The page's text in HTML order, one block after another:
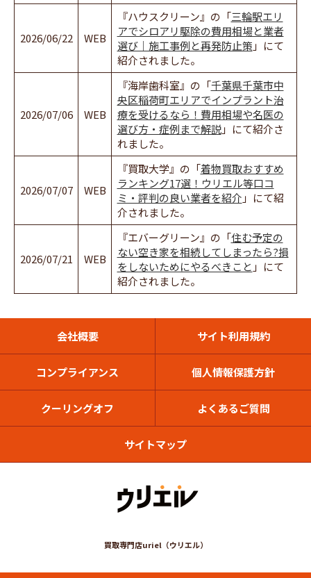
2026/06/22 WEB
『ハウスクリーン』の「三輪駅エリ
アでシロアリ駆除の費用相場と業者
選び｜施工事例と再発防止策 」にて
紹介されました。
2026/07/06 WEB
『海岸歯科室』の「千葉県千葉市中
央区稲荷町エリアでインプラント治
療を受けるなら！費用相場や名医の
選び方・症例まで解説」にて紹介さ
れました。
2026/07/07 WEB
『買取大学』の「着物買取おすすめ
ランキング17選！ウリエル等口コ
ミ・評判の良い業者を紹介 」にて紹
介されました。
2026/07/21 WEB
『エバーグリーン』の「住む予定の
ない空き家を相続してしまったら?損
をしないためにやるべきこと 」にて
紹介されました。
会社概要 サイト利用規約
コンプライアンス 個人情報保護方針
クーリングオフ よくあるご質問
サイトマップ
買取専門店uriel（ウリエル）